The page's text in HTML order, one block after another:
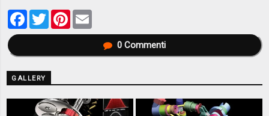
Facebook
TwitterPinterest
0Commenti
GALLERY